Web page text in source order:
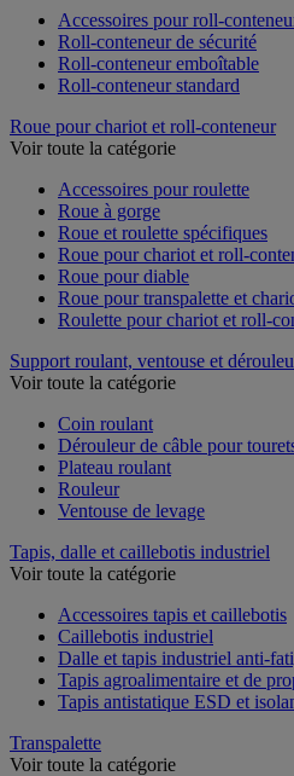
Accessoires pour roll-
Roll-conteneur de sécurité
Roll-conteneur emboîtable
Roll-conteneur standard
Roue pour chariot et roll-conteneur
Voir toute la catégorie
Accessoires pour roulette
Roue à gorge
Roue et roulette spécifiques
Roue pour chariot et roll-
Roue pour diable
Roue pour transpalette et
Roulette pour chariot et roll-
Support roulant, ventouse et
Voir toute la catégorie
Coin roulant
Dérouleur de câble pour
Plateau roulant
Rouleur
Ventouse de levage
Tapis, dalle et caillebotis industriel
Voir toute la catégorie
Accessoires tapis et caillebotis
Caillebotis industriel
Dalle et tapis industriel anti-
Tapis agroalimentaire et de
Tapis antistatique ESD et
Transpalette
Voir toute la catégorie